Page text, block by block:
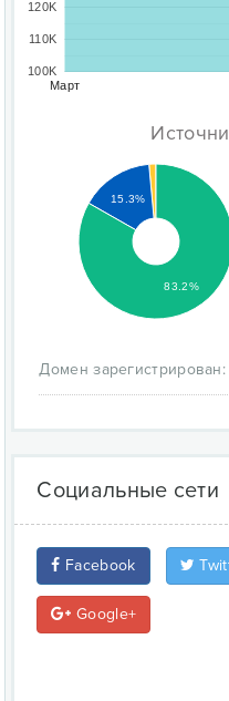
Март
100K
110K
120K
15.3%
83.2%
Домен зарегистрирован:
Социальные сети
Facebook
Google+